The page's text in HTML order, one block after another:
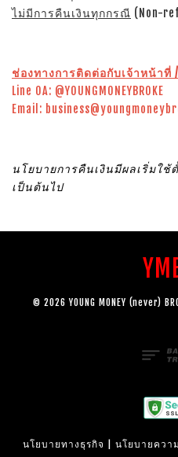
ไม่มีการคืนเงินทุกกรณี (Non-
ช่องทางการติดต่อกับเจ้าหน้าที่
Line OA: @YOUNGMONEYBROKE
Email:
นโยบายการคืนเงินมีผลเริ่มใช้
เป็นต้นไป
© 2026 YOUNG MONEY (never)
นโยบายทางธุรกิจ นโยบายควา